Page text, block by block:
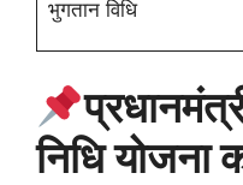
भुगतान विधि
निधि योजना